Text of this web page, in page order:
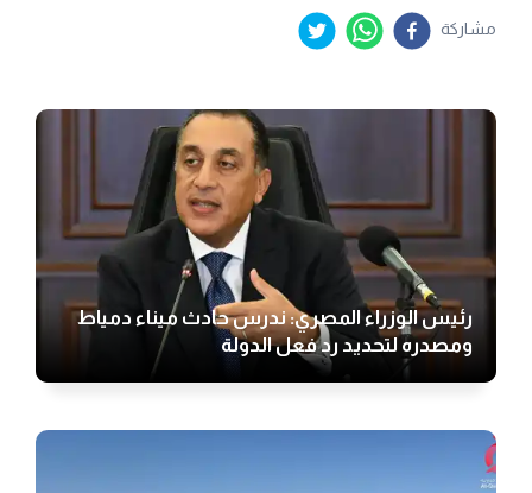
مشاركة
رئيس الوزراء المصري: ندرس حادث ميناء دمياط
ومصدره لتحديد رد فعل الدولة